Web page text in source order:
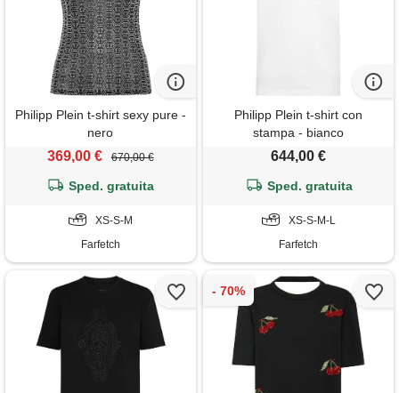
Philipp Plein t-shirt sexy pure -
nero
369,00 € 670,00 €
Sped. gratuita
XS-S-M
Farfetch
Philipp Plein t-shirt con
stampa - bianco
644,00 €
Sped. gratuita
XS-S-M-L
Farfetch